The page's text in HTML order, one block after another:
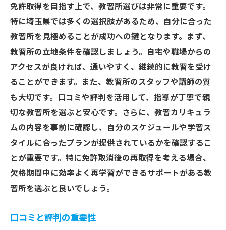
免許取得を目指す上で、教習所選びは非常に重要です。
特に埼玉県では多くの選択肢があるため、自分に合った
教習所を見極めることが成功への鍵となります。まず、
教習所の立地条件を確認しましょう。自宅や職場からの
アクセスが良ければ、通いやすく、継続的に教習を受け
ることができます。また、教習所のスタッフや講師の質
も大切です。口コミや評判を活用して、指導が丁寧で親
切な教習所を選ぶと安心です。さらに、教習カリキュラ
ムの内容を事前に確認し、自分のスケジュールや学習ス
タイルに合ったプランが提供されているかを確認するこ
とが重要です。特に免許取消後の再取得を考える場合、
欠格期間中に効率よく再学習ができるサポートがある教
習所を選ぶと良いでしょう。
口コミと評判の重要性